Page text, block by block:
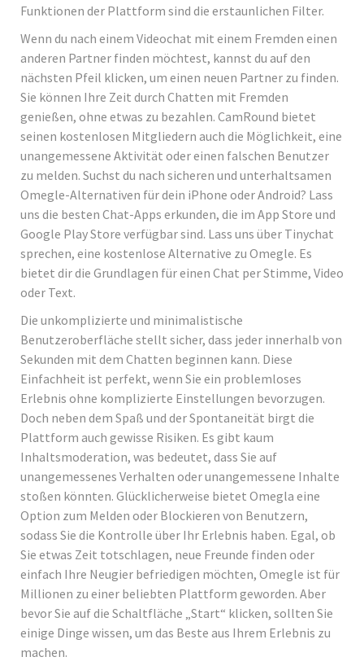
Funktionen der Plattform sind die erstaunlichen Filter.
Wenn du nach einem Videochat mit einem Fremden einen
anderen Partner finden möchtest, kannst du auf den
nächsten Pfeil klicken, um einen neuen Partner zu finden.
Sie können Ihre Zeit durch Chatten mit Fremden
genießen, ohne etwas zu bezahlen. CamRound bietet
seinen kostenlosen Mitgliedern auch die Möglichkeit, eine
unangemessene Aktivität oder einen falschen Benutzer
zu melden. Suchst du nach sicheren und unterhaltsamen
Omegle-Alternativen für dein iPhone oder Android? Lass
uns die besten Chat-Apps erkunden, die im App Store und
Google Play Store verfügbar sind. Lass uns über Tinychat
sprechen, eine kostenlose Alternative zu Omegle. Es
bietet dir die Grundlagen für einen Chat per Stimme, Video
oder Text.
Die unkomplizierte und minimalistische
Benutzeroberfläche stellt sicher, dass jeder innerhalb von
Sekunden mit dem Chatten beginnen kann. Diese
Einfachheit ist perfekt, wenn Sie ein problemloses
Erlebnis ohne komplizierte Einstellungen bevorzugen.
Doch neben dem Spaß und der Spontaneität birgt die
Plattform auch gewisse Risiken. Es gibt kaum
Inhaltsmoderation, was bedeutet, dass Sie auf
unangemessenes Verhalten oder unangemessene Inhalte
stoßen könnten. Glücklicherweise bietet Omegla eine
Option zum Melden oder Blockieren von Benutzern,
sodass Sie die Kontrolle über Ihr Erlebnis haben. Egal, ob
Sie etwas Zeit totschlagen, neue Freunde finden oder
einfach Ihre Neugier befriedigen möchten, Omegle ist für
Millionen zu einer beliebten Plattform geworden. Aber
bevor Sie auf die Schaltfläche „Start“ klicken, sollten Sie
einige Dinge wissen, um das Beste aus Ihrem Erlebnis zu
machen.